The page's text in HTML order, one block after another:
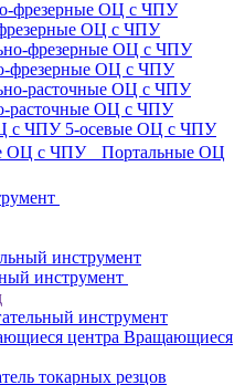
ОЦ с ЧПУ
фрезерные ОЦ с ЧПУ
расточные ОЦ с ЧПУ
5-осевые ОЦ с ЧПУ
Портальные ОЦ
инструмент
инструмент
Вращающиеся